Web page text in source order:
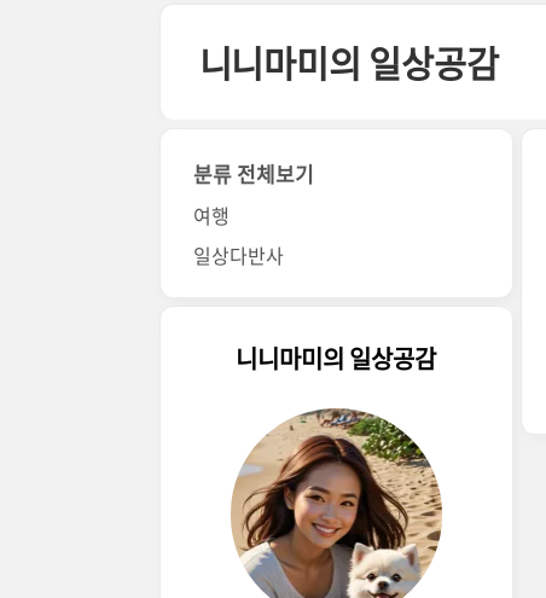
니니마미의 일상공감
분류 전체보기
여행
일상다반사
니니마미의 일상공감